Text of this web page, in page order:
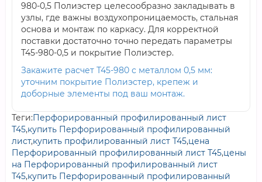
980-0,5 Полиэстер целесообразно закладывать в
узлы, где важны воздухопроницаемость, стальная
основа и монтаж по каркасу. Для корректной
поставки достаточно точно передать параметры
Т45-980-0,5 и покрытие Полиэстер.
Закажите расчет Т45-980 с металлом 0,5 мм:
уточним покрытие Полиэстер, крепеж и
доборные элементы под ваш монтаж.
Теги:Перфорированный профилированный лист
Т45,купить Перфорированный профилированный
лист,купить профилированный лист Т45,цена
Перфорированный профилированный лист Т45,цены
на Перфорированный профилированный лист
Т45,купить Перфорированный профилированный